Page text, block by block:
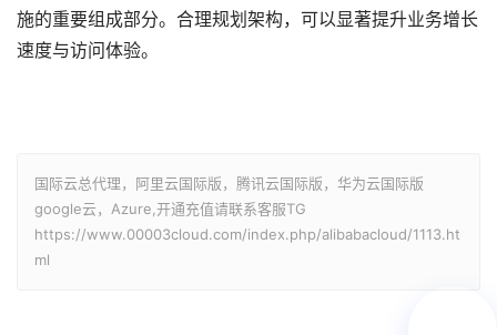
施的重要组成部分。合理规划架构，可以显著提升业务增长
速度与访问体验。
国际云总代理，阿里云国际版，腾讯云国际版，华为云国际版
google云，Azure,开通充值请联系客服TG
https://www.00003cloud.com/index.php/alibabacloud/1113.ht
ml